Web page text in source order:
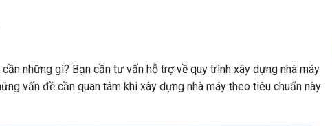
cần những gì? Bạn cần tư vấn hỗ trợ về quy trình xây dựng nhà máy
vấn đề cần quan tâm khi xây dựng nhà máy theo tiêu chuẩn này